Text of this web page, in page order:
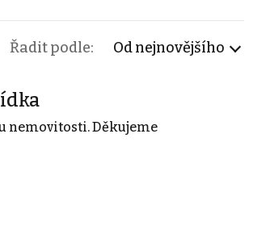
Řadit podle: Od nejnovějšího
nemovitosti. Děkujeme